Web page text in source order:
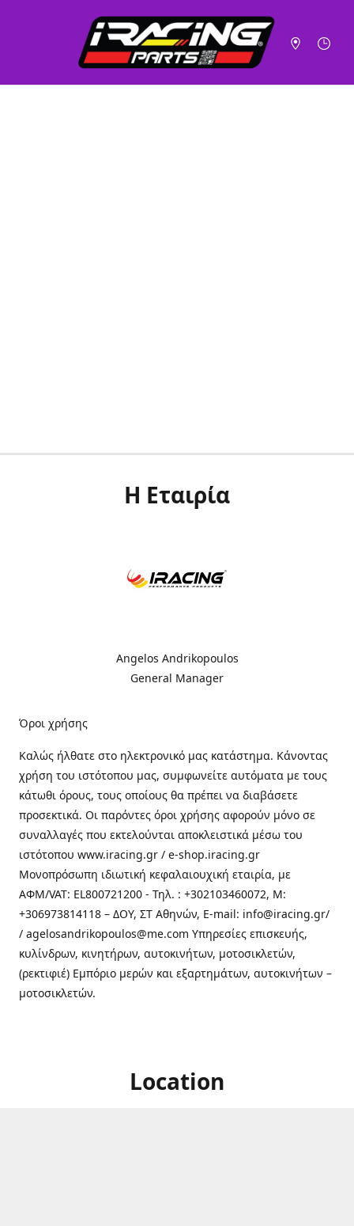
Η Εταιρία
Angelos Andrikopoulos
General Manager
Όροι χρήσης
Καλώς ήλθατε στo ηλεκτρονικό μας κατάστημα. Κάνοντας
χρήση του ιστότοπου μας, συμφωνείτε αυτόματα με τους
κάτωθι όρους, τους οποίους θα πρέπει να διαβάσετε
προσεκτικά. Οι παρόντες όροι χρήσης αφορούν μόνο σε
συναλλαγές που εκτελούνται αποκλειστικά μέσω του
ιστότοπου www.iracing.gr / e-shop.iracing.gr
Μονοπρόσωπη ιδιωτική κεφαλαιουχική εταιρία, με
ΑΦΜ/VAT: EL800721200 - Τηλ. : +302103460072, M:
+306973814118 – ΔΟΥ, ΣΤ Αθηνών, E-mail: info@iracing.gr/
/ agelosandrikopoulos@me.com Υπηρεσίες επισκευής,
κυλίνδρων, κινητήρων, αυτοκινήτων, μοτοσικλετών,
(ρεκτιφιέ) Εμπόριο μερών και εξαρτημάτων, αυτοκινήτων –
μοτοσικλετών.
Location